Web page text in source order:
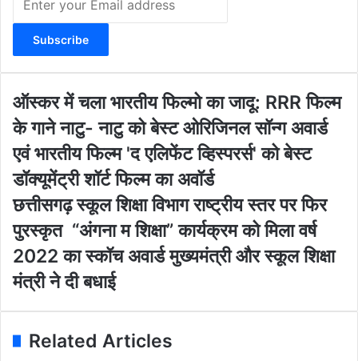
t
o
r
E
m
a
i
l
a
d
d
r
s
s
ऑ
स्क
र
में
च
ला
भा
र
ती
य
फि
ल्मो
जा
दू
:
ऑस्कर में चला भारतीय फिल्मो का जादू: RRR फिल्म
के गाने नाटु- नाटु को बेस्ट ओरिजिनल सॉन्ग अवार्ड
एवं भारतीय फिल्म 'द एलिफेंट व्हिस्परर्स' को बेस्ट
डॉक्यूमेंट्री शॉर्ट फिल्म का अवॉर्ड
छ
स
ग
स्कू
क्षा
वि
छत्तीसगढ़ स्कूल शिक्षा विभाग राष्ट्रीय स्तर पर फिर
पुरस्कृत “अंगना म शिक्षा” कार्यक्रम को मिला वर्ष
2022 का स्कॉच अवार्ड मुख्यमंत्री और स्कूल शिक्षा
मंत्री ने दी बधाई
Related Articles